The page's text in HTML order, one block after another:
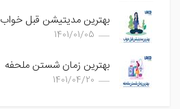
بهترین مدیتیشن قبل خواب
1401/01/05
بهترین زمان شستن ملحفه
1401/04/20